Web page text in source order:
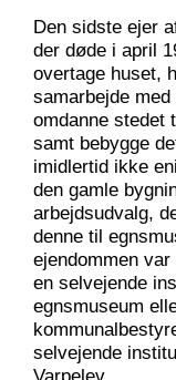
Den sidste ejer
der døde i april
overtage huset,
samarbejde
omdanne stedet
samt bebygge
imidlertid ikke
den gamle
arbejdsudvalg,
denne til
ejendommen
en selvejende
egnsmuseum
selvejende
Varpelev.